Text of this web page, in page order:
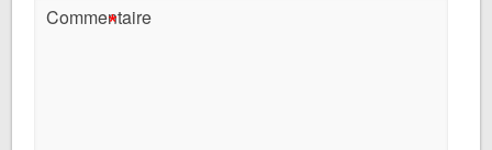
Commentaire
*